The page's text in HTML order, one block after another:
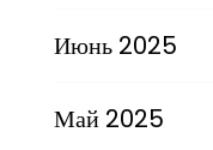
Июнь 2025
Май 2025